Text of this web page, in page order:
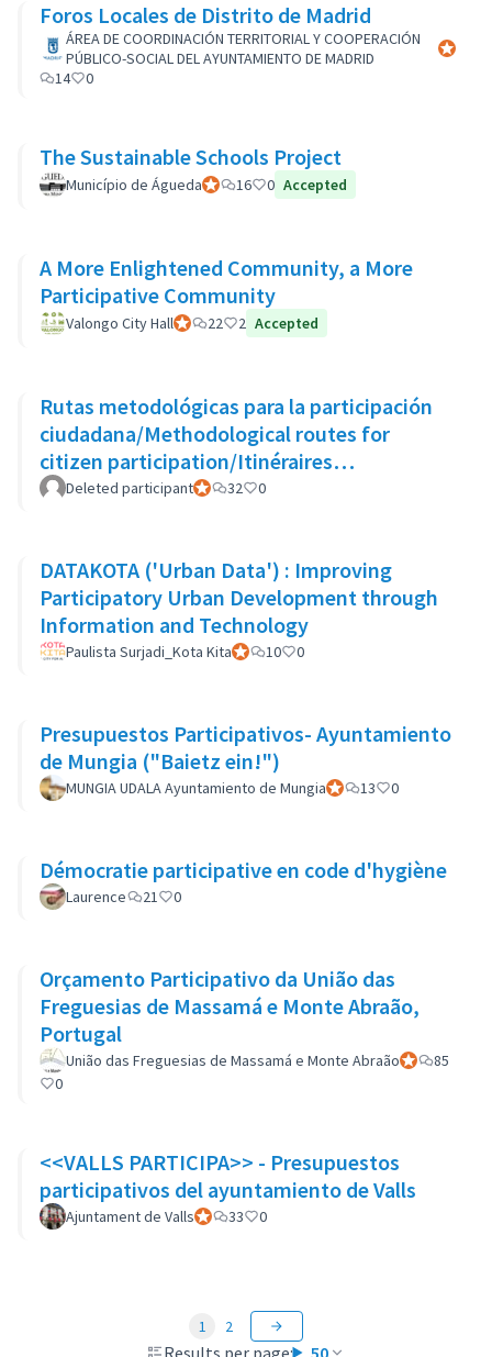
Foros Locales de Distrito de Madrid
ÁREA DE COORDINACIÓN TERRITORIAL Y COOPERACIÓN
PÚBLICO-SOCIAL DEL AYUNTAMIENTO DE MADRID
Official
14
0
The Sustainable Schools Project
Município de ÁguedaOfficial participant
16 0 Accepted
A More Enlightened Community, a More
Participative Community
Valongo City HallOfficial participant
22 2 Accepted
Rutas metodológicas para la participación
ciudadana/Methodological routes for
citizen participation/Itinéraires
méthodologiques pour la participation
Deleted participantOfficial participant
32 0
DATAKOTA ('Urban Data') : Improving
Participatory Urban Development through
Information and Technology
Paulista Surjadi_Kota KitaOfficial participant
10 0
Presupuestos Participativos- Ayuntamiento
de Mungia ("Baietz ein!")
MUNGIA UDALA Ayuntamiento de MungiaOfficial participant
13 0
Démocratie participative en code d'hygiène
Laurence 21 0
Orçamento Participativo da União das
Freguesias de Massamá e Monte Abraão,
Portugal
União das Freguesias de Massamá e Monte AbraãoOfficial
85
0
<<VALLS PARTICIPA>> - Presupuestos
participativos del ayuntamiento de Valls
Ajuntament de VallsOfficial participant
33 0
Results per page: 50
1 2